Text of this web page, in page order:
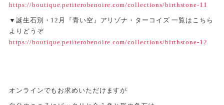
https://boutique.petiterobenoire.com/collections/birthstone-11
▼誕生石別・12月『青い空』アリゾナ・ターコイズ 一覧はこちら
よりどうぞ
https://boutique.petiterobenoire.com/collections/birthstone-12
オンラインでもお求めいただけますが